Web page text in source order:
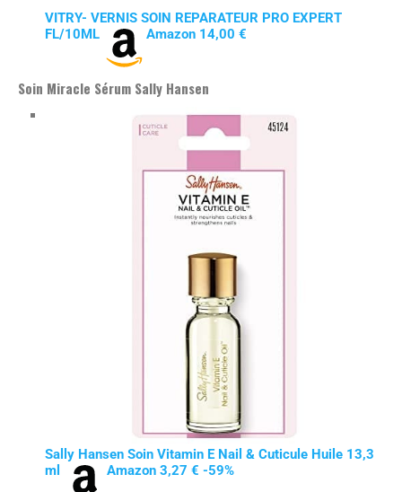
VITRY- VERNIS SOIN REPARATEUR PRO EXPERT
FL/10ML
Amazon 14,00 €
Soin Miracle Sérum Sally Hansen
Sally Hansen Soin Vitamin E Nail & Cuticule Huile 13,3
ml
Amazon 3,27 € -59%